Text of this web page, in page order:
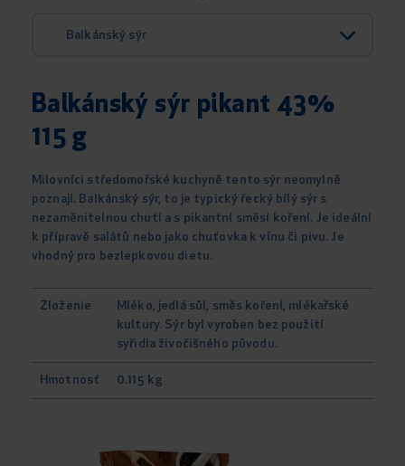
Balkánský sýr
Balkánský sýr pikant 43%
115 g
Milovníci středomořské kuchyně tento sýr neomylně
poznají. Balkánský sýr, to je typický řecký bílý sýr s
nezaměnitelnou chutí a s pikantní směsí koření. Je ideální
k přípravě salátů nebo jako chuťovka k vínu či pivu. Je
vhodný pro bezlepkovou dietu.
Zloženie
Mléko, jedlá sůl, směs koření, mlékařské
kultury. Sýr byl vyroben bez použití
syřidla živočišného původu.
Hmotnosť 0.115 kg